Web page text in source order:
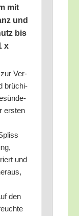
mit
und
bis
x
zur Ver­
brü­chi­
ers­ten
und
den